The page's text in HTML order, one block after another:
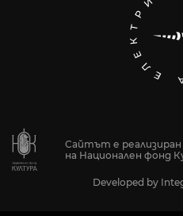
Сайтът е
на Национален фонд
Developed by